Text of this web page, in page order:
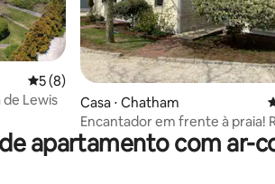
5 de uma avaliação média de 5, 8
5 (8)
de Lewis
Casa ⋅ Chatham
Encantador em frente à praia!
reformado.
apartamento com ar-